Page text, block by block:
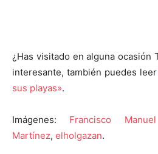
¿Has visitado en alguna ocasión
interesante, también puedes leer
sus playas».
Imágenes: Francisco
Martínez, elholgazan.